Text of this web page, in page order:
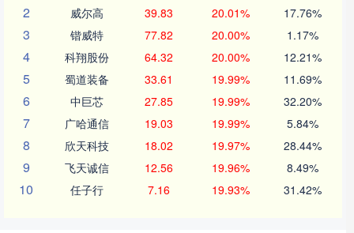
2 威尔高 39.83 20.01% 17.76%
3 锴威特 77.82 20.00% 1.17%
4 科翔股份 64.32 20.00% 12.21%
5 蜀道装备 33.61 19.99% 11.69%
6 中巨芯 27.85 19.99% 32.20%
7 广哈通信 19.03 19.99% 5.84%
8 欣天科技 18.02 19.97% 28.44%
9 飞天诚信 12.56 19.96% 8.49%
10 任子行 7.16 19.93% 31.42%